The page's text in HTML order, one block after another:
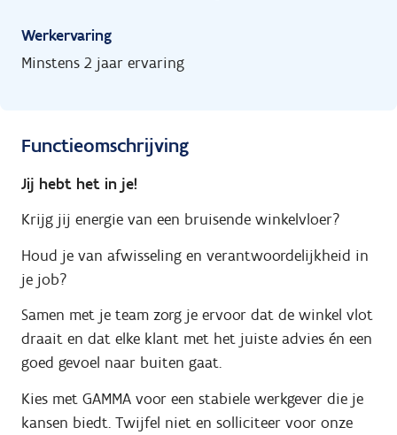
Werkervaring
Minstens 2 jaar ervaring
Functieomschrijving
Jij hebt het in je!
Krijg jij energie van een bruisende winkelvloer?
Houd je van afwisseling en verantwoordelijkheid in
je job?
Samen met je team zorg je ervoor dat de winkel vlot
draait en dat elke klant met het juiste advies én een
goed gevoel naar buiten gaat.
Kies met GAMMA voor een stabiele werkgever die je
kansen biedt. Twijfel niet en solliciteer voor onze